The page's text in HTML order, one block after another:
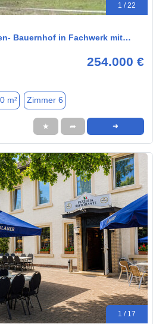
1 / 22
Bauernhof in Fachwerk mit…
254.000 €
m² Zimmer 6
★ ➦ ➜
1 / 17